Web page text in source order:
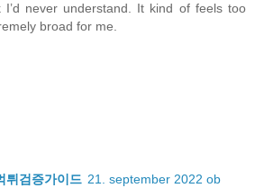
never understand. It kind of feels too
broad for me.
검증가이드 21. september 2022 ob